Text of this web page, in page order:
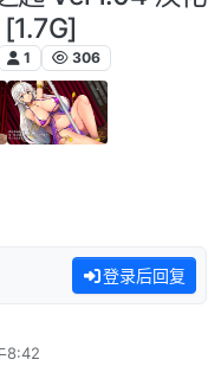
1 306
登录后回复
8:42